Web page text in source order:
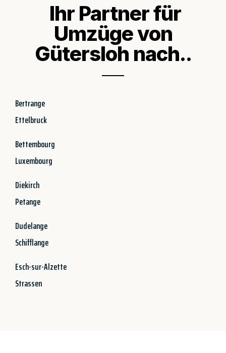
Ihr Partner für
Umzüge von
Gütersloh nach..
Bertrange
Ettelbruck
Bettembourg
Luxembourg
Diekirch
Petange
Dudelange
Schifflange
Esch-sur-Alzette
Strassen